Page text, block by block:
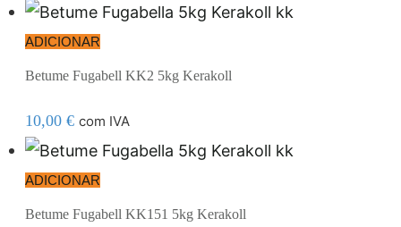
ADICIONAR
Betume Fugabell KK2 5kg Kerakoll
10,00 € com IVA
ADICIONAR
Betume Fugabell KK151 5kg Kerakoll